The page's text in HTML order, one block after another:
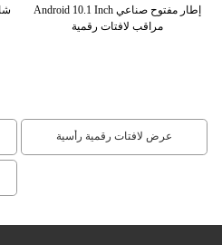
Android 10.1 Inch إطار مفتوح صناعي
مراقب لافتات رقمية
عرض لافتات رقمية رأسية